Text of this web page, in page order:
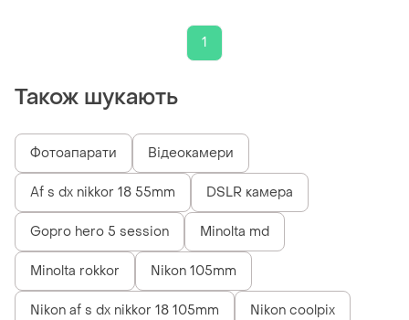
1
Також шукають
Фотоапарати Відеокамери
Af s dx nikkor 18 55mm DSLR камера
Gopro hero 5 session Minolta md
Minolta rokkor Nikon 105mm
Nikon af s dx nikkor 18 105mm Nikon coolpix